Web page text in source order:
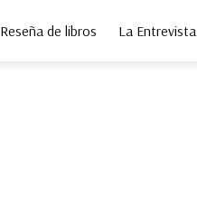
Reseña de libros La Entrevista